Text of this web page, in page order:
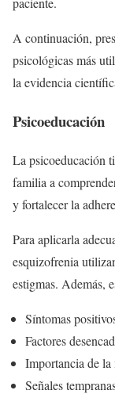
A continuación,
psicológicas más
la evidencia
Psicoeducación
La psicoeducación
familia a
y fortalecer la
Para aplicarla
esquizofrenia
estigmas. Además,
Síntomas
Factores
Importancia de la
Señales